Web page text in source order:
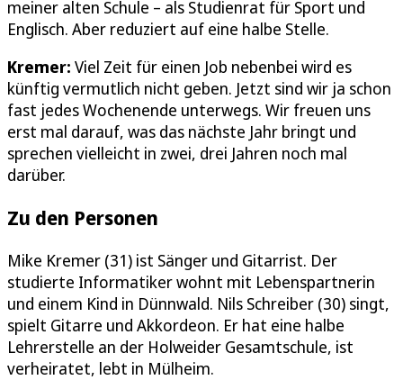
meiner alten Schule – als Studienrat für Sport und
Englisch. Aber reduziert auf eine halbe Stelle.
Kremer: Viel Zeit für einen Job nebenbei wird es
künftig vermutlich nicht geben. Jetzt sind wir ja schon
fast jedes Wochenende unterwegs. Wir freuen uns
erst mal darauf, was das nächste Jahr bringt und
sprechen vielleicht in zwei, drei Jahren noch mal
darüber.
Zu den Personen
Mike Kremer (31) ist Sänger und Gitarrist. Der
studierte Informatiker wohnt mit Lebenspartnerin
und einem Kind in Dünnwald. Nils Schreiber (30) singt,
spielt Gitarre und Akkordeon. Er hat eine halbe
Lehrerstelle an der Holweider Gesamtschule, ist
verheiratet, lebt in Mülheim.